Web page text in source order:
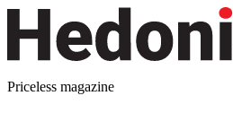
Priceless magazine